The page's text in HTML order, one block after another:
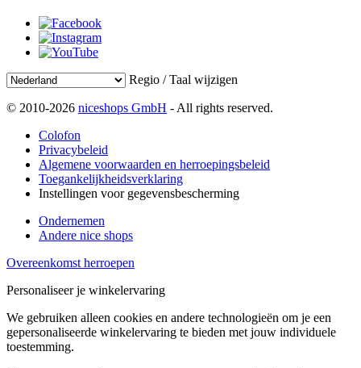
Regio / Taal wijzigen
© 2010-2026 niceshops GmbH - All rights reserved.
Colofon
Privacybeleid
Algemene voorwaarden en herroepingsbeleid
Toegankelijkheidsverklaring
Instellingen voor gegevensbescherming
Ondernemen
Andere nice shops
Overeenkomst herroepen
Personaliseer je winkelervaring
We gebruiken alleen cookies en andere technologieën om je een
gepersonaliseerde winkelervaring te bieden met jouw individuele
toestemming.